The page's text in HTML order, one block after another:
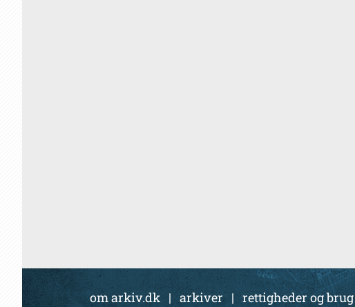
om arkiv.dk | arkiver| rettigheder og brug